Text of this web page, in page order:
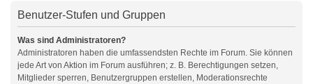
Benutzer-Stufen und Gruppen
Was sind Administratoren?
Administratoren haben die umfassendsten Rechte im Forum. Sie können
jede Art von Aktion im Forum ausführen; z. B. Berechtigungen setzen,
Mitglieder sperren, Benutzergruppen erstellen, Moderationsrechte